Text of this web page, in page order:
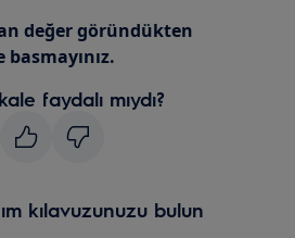
değer göründükten
faydalı mıydı?
kılavuzunuzu bulun